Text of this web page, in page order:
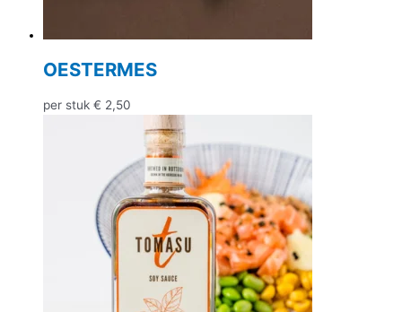
OESTERMES
per stuk € 2,50